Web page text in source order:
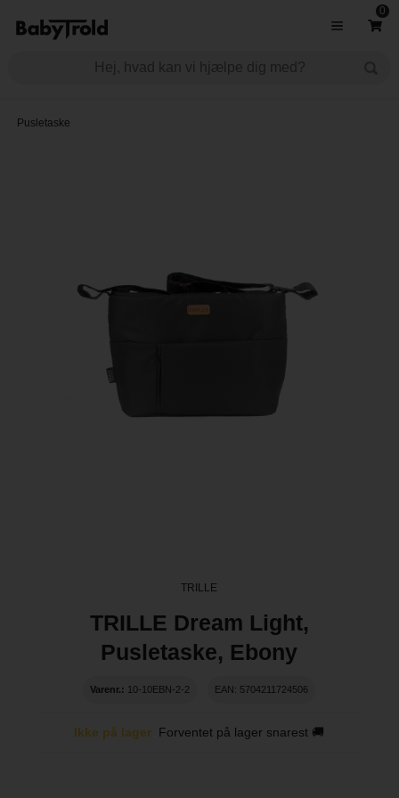
0
Pusletaske
TRILLE
TRILLE Dream Light,
Pusletaske, Ebony
Varenr.: 10-10EBN-2-2 EAN: 5704211724506
Ikke på lager Forventet på lager snarest 🚚